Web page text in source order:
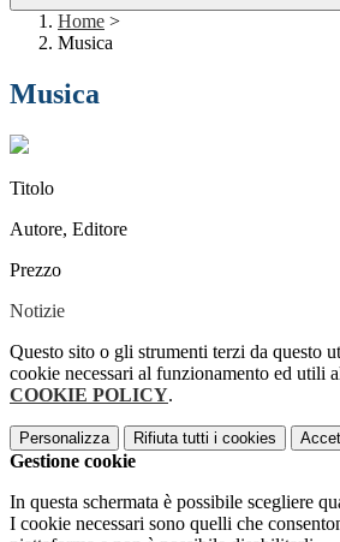
Home >
Musica
Musica
Titolo
Autore, Editore
Prezzo
Notizie
Questo sito o gli strumenti terzi da questo
cookie necessari al funzionamento ed utili
COOKIE POLICY.
Personalizza Rifiuta tutti i cookies
Gestione cookie
In questa schermata è possibile scegliere
I cookie necessari sono quelli che